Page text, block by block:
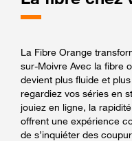
La Fibre Orange
sur-Moivre Avec la fibre
devient plus fluide et
regardiez vos séries en
jouiez en ligne, la
offrent une expérience
de s’inquiéter des